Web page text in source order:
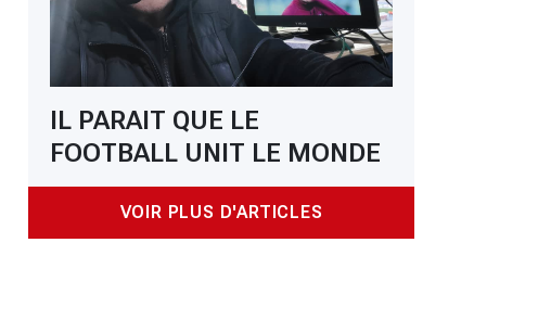
IL PARAIT QUE LE
FOOTBALL UNIT LE MONDE
VOIR PLUS D'ARTICLES